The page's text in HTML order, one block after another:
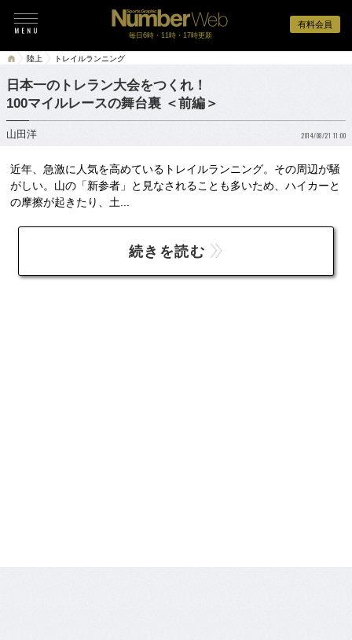
有料会員
毎日6時・11時・17時更新
陸上 トレイルランニング
日本一のトレラン大会をつくれ！
100マイルレースの舞台裏 ＜前編＞
山田洋 2014/08/21 11:00
近年、急激に人気を高めているトレイルランニング。その周辺が騒
がしい。山の「新参者」と見なされることも多いため、ハイカーと
の摩擦が起きたり、土...
続きを読む